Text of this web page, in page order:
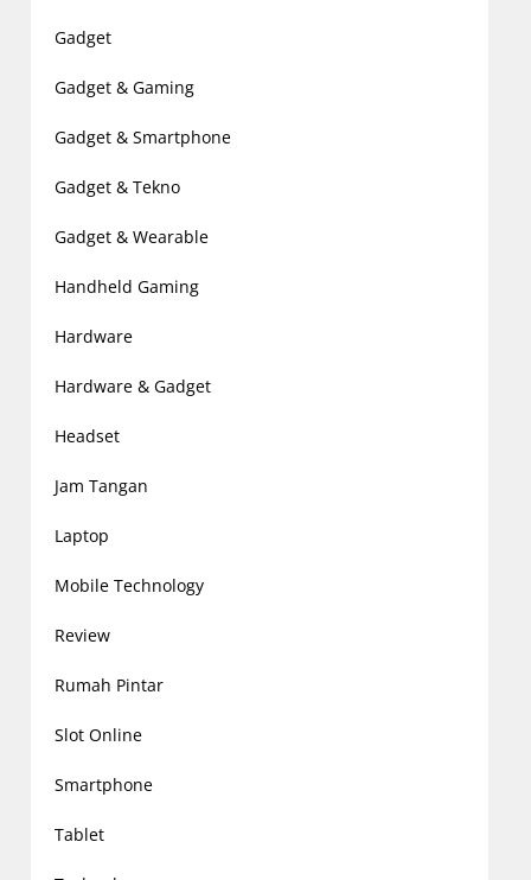
Gadget
Gadget & Gaming
Gadget & Smartphone
Gadget & Tekno
Gadget & Wearable
Handheld Gaming
Hardware
Hardware & Gadget
Headset
Jam Tangan
Laptop
Mobile Technology
Review
Rumah Pintar
Slot Online
Smartphone
Tablet